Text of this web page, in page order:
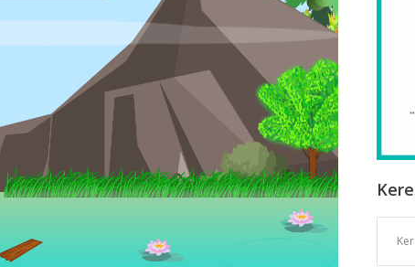
és média designer
és díszlettervező
és díszlettervező
(Kreatív fotográfus)
alkalmazás-üzemeltető technikus